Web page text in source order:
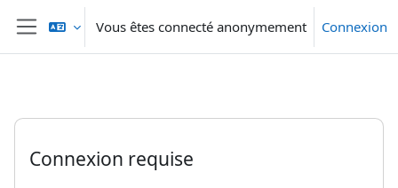
Passer au contenu principal
Panneau latéral
Vous êtes connecté anonymement Connexion
Connexion requise